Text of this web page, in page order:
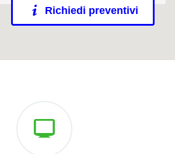
Richiedi preventivi